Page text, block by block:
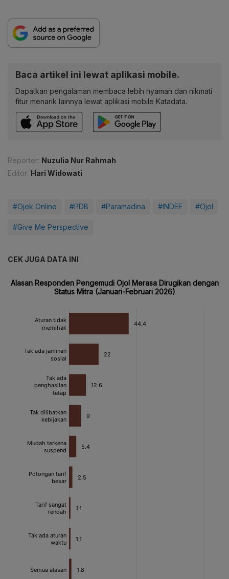
Baca artikel ini lewat aplikasi mobile.
Dapatkan pengalaman membaca lebih nyaman dan nikmati
fitur menarik lainnya lewat aplikasi mobile Katadata.
Reporter: Nuzulia Nur Rahmah
Editor: Hari Widowati
#Ojek Online #PDB #Paramadina #INDEF #Ojol
#Give Me Perspective
CEK JUGA DATA INI